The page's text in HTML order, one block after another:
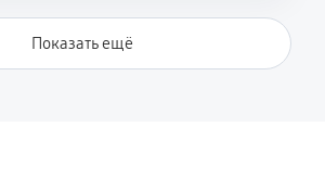
Показать ещё